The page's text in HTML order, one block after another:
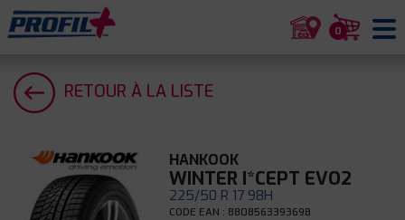
0
RETOUR À LA LISTE
HANKOOK
WINTER I*CEPT EVO2
225/50 R 17 98H
CODE EAN : 8808563393698